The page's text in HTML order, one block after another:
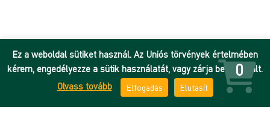
Ez a weboldal sütiket használ. Az Uniós törvények értelmében
kérem, engedélyezze a sütik használatát, vagy zárja be az oldalt.
Olvass tovább
Elfogadás Elutasít
0